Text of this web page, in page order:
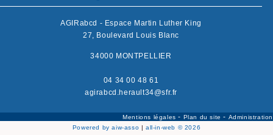
AGIRabcd - Espace Martin Luther King
27, Boulevard Louis Blanc
34000 MONTPELLIER
04 34 00 48 61
agirabcd.herault34@sfr.fr
Mentions légales- Plan du site- Administration
Powered by aiw-asso | all-in-web © 2026